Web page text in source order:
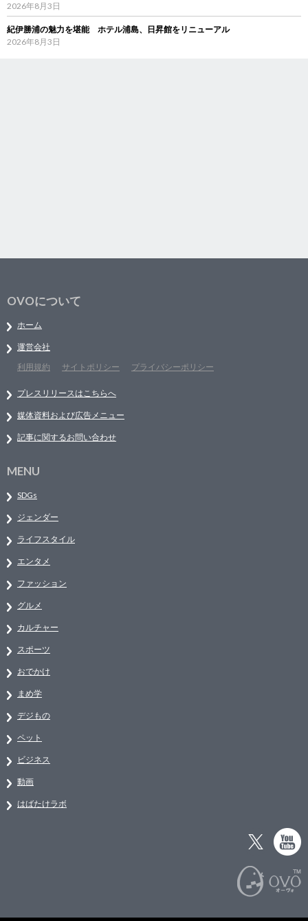
2026年8月3日
紀伊勝浦の魅力を堪能 ホテル浦島、日昇館をリニューアル
2026年8月3日
OVOについて
ホーム
運営会社
利用規約
サイトポリシー プライバシーポリシー
プレスリリースはこちらへ
媒体資料および広告メニュー
記事に関するお問い合わせ
MENU
SDGs
ジェンダー
ライフスタイル
エンタメ
ファッション
グルメ
カルチャー
スポーツ
おでかけ
まめ学
デジもの
ペット
ビジネス
動画
はばたけラボ